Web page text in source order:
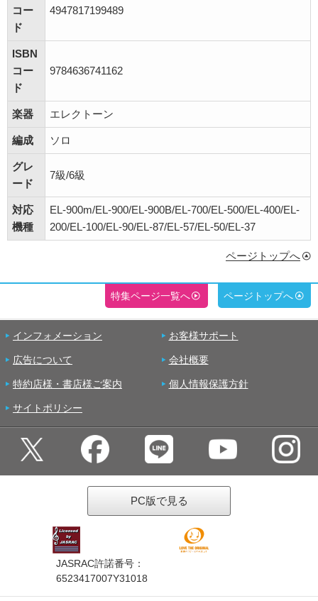
コー
ド
4947817199489
ISBN
コー
ド
9784636741162
楽器 エレクトーン
編成 ソロ
グレ
ード
7級/6級
対応
機種
EL-900m/EL-900/EL-900B/EL-700/EL-500/EL-400/EL-
200/EL-100/EL-90/EL-87/EL-57/EL-50/EL-37
ページトップへ
特集ページ一覧へ ページトップへ
インフォメーション お客様サポート
広告について 会社概要
特約店様・書店様ご案内 個人情報保護方針
サイトポリシー
PC版で見る
JASRAC許諾番号：
6523417007Y31018